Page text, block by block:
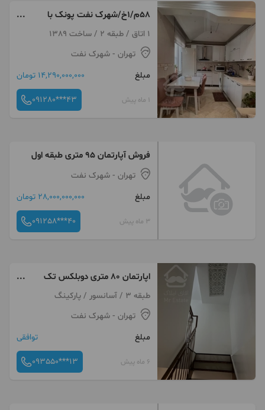
۵۸م/۱خ/شهرک نفت پونک با
آسانسور1 اتاق / طبقه 2 / ساخت 1389
تهران - شهرک نفت
مبلغ
14,290,000,000 تومان
1 ماه پیش 091280***43
فروش آپارتمان ۹۵ متری طبقه اول
تهران - شهرک نفت
مبلغ
28,000,000,000 تومان
3 ماه پیش 091258***40
اپارتمان ۸۰ متری دوبلکس تک
واحد
طبقه 3 / آسانسور / پارکینگ
تهران - شهرک نفت
مبلغ
توافقی
6 ماه پیش 093550***13